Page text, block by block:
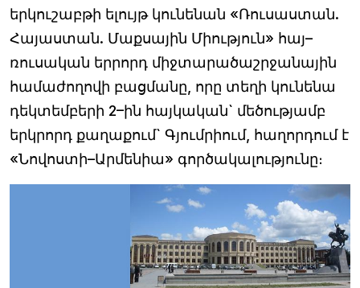
երկուշաբթի ելույթ կունենան «Ռուսաստան.
Հայաստան. Մաքսային Միություն» հայ–
ռուսական երրորդ միջտարածաշրջանային
համաժողովի բացմանը, որը տեղի կունենա
դեկտեմբերի 2–ին հայկական` մեծությամբ
երկրորդ քաղաքում` Գյումրիում, հաղորդում է
«Նովոստի–Արմենիա» գործակալությունը։